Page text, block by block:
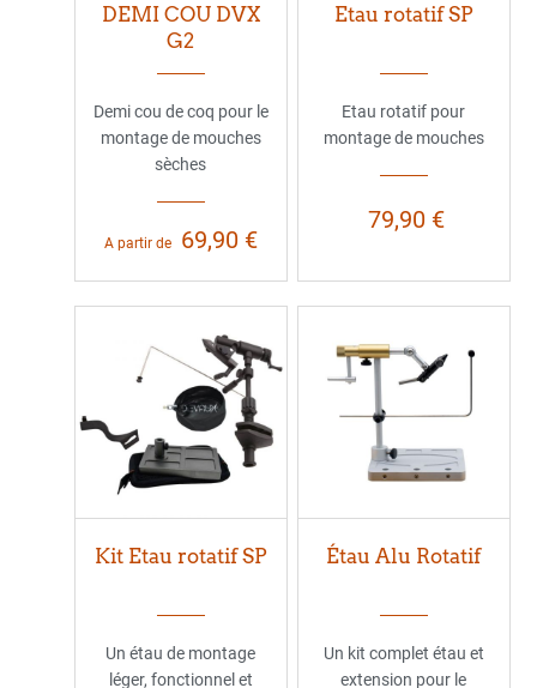
DEMI COU DVX
G2
Demi cou de coq pour le
montage de mouches
sèches
A partir de 69,90 €
Etau rotatif SP
Etau rotatif pour
montage de mouches
79,90 €
Kit Etau rotatif SP
Un étau de montage
léger, fonctionnel et
Étau Alu Rotatif
Un kit complet étau et
extension pour le